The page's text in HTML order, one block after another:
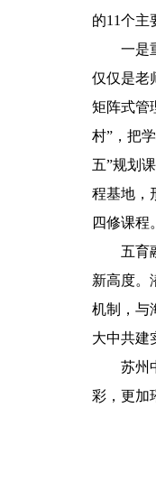
的11个主
一是重
仅仅是老
矩阵式管
村”，把
五”规划
程基地，
四修课程
五育融
新高度。
机制，与
大中共建
苏州中
彩，更加